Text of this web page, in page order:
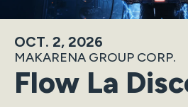
OCT. 2, 2026
MAKARENA GROUP CORP.
Flow La